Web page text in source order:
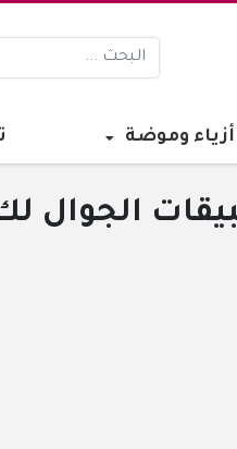
أزياء وموضة
الجوال